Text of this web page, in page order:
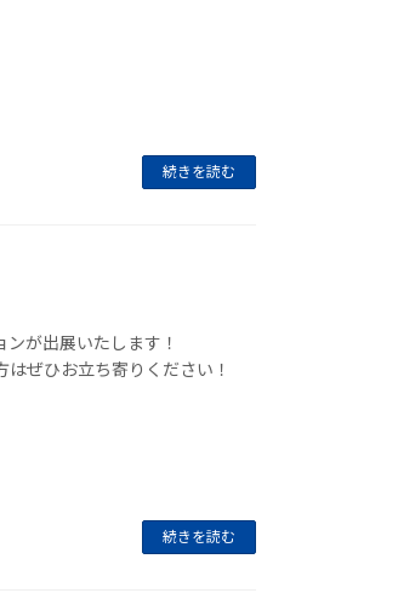
続きを読む
が出展いたします！
ぜひお立ち寄りください！
続きを読む